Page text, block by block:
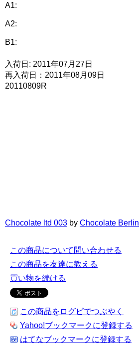
A1:
A2:
B1:
入荷日: 2011年07月27日
再入荷日：2011年08月09日
20110809R
Chocolate ltd 003 by Chocolate Berlin
この商品について問い合わせる
この商品を友達に教える
買い物を続ける
この商品をログピでつぶやく
Yahoo!ブックマークに登録する
はてなブックマークに登録する